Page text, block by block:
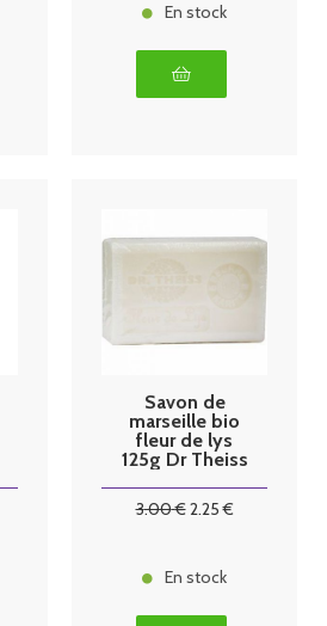
En stock
Savon de
marseille bio
fleur de lys
125g Dr Theiss
3.00€2.25€
En stock